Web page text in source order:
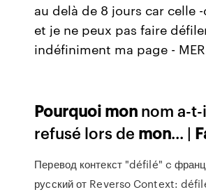
au delà de 8 jours car celle
et je ne peux pas faire
indéfiniment ma page -
Pourquoi mon nom a-
refusé lors de mon... |
Перевод контекст "défilé" c
русский от Reverso Context: